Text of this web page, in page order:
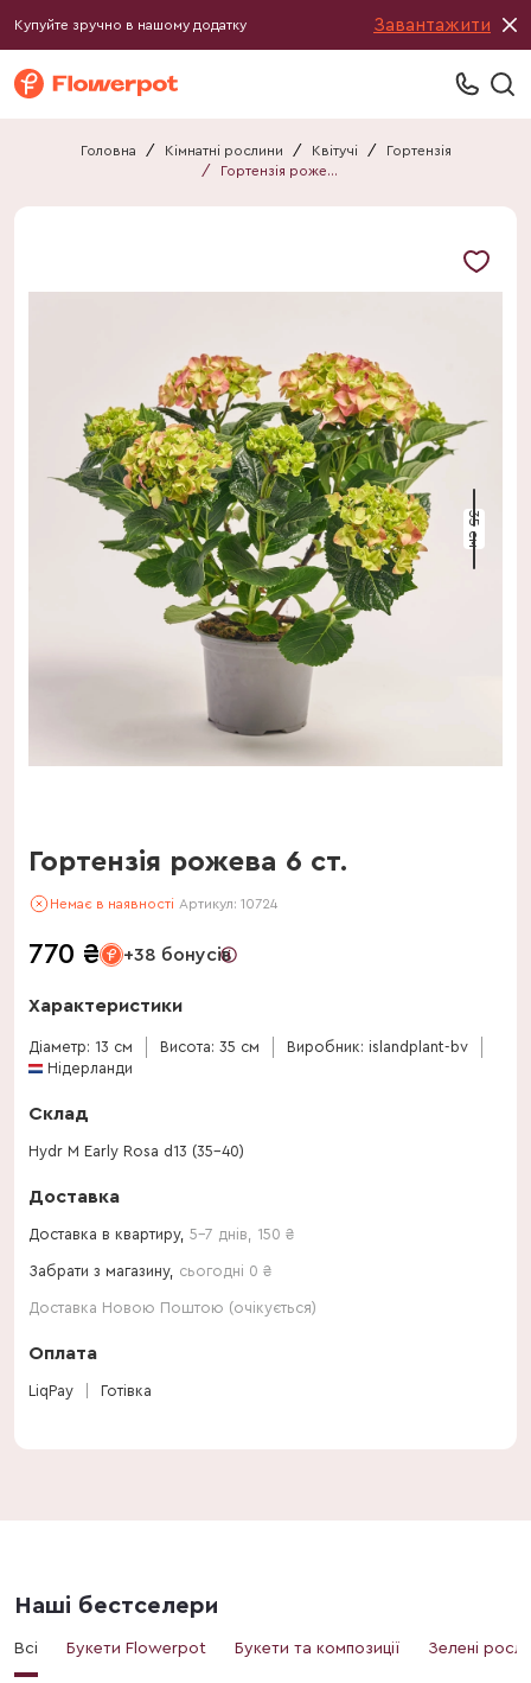
Купуйте зручно в нашому додатку Завантажити
Головна / Кімнатні рослини / Квітучі /
Гортензія
/
Гортензія рожева 6 ст.
35 см
Гортензія рожева 6 ст.
Немає в наявності Артикул: 10724
770 ₴ +38 бонусів
Характеристики
Діаметр: 13 см Висота: 35 см
Виробник: islandplant-bv
Нідерланди
Склад
Hydr M Early Rosa d13 (35-40)
Доставка
Доставка в квартиру, 5-7 днів 150 ₴
Забрати з магазину, сьогодні 0 ₴
Доставка Новою Поштою (очікується)
Оплата
LiqPay Готівка
Наші бестселери
Всі Букети Flowerpot Букети та композиції Зелені